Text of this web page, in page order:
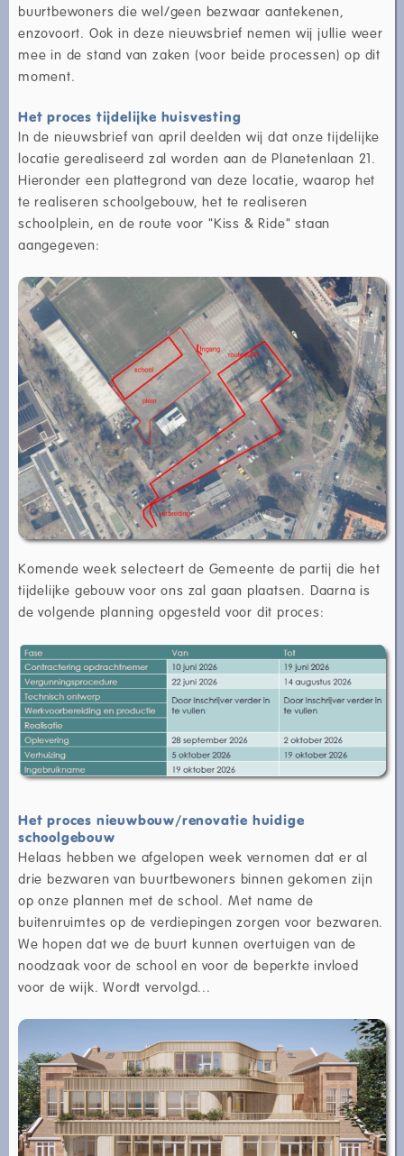
buurtbewoners die wel/geen bezwaar aantekenen,
enzovoort. Ook in deze nieuwsbrief nemen wij jullie weer
mee in de stand van zaken (voor beide processen) op dit
moment.
Het proces tijdelijke huisvesting
In de nieuwsbrief van april deelden wij dat onze tijdelijke
locatie gerealiseerd zal worden aan de Planetenlaan 21.
Hieronder een plattegrond van deze locatie, waarop het
te realiseren schoolgebouw, het te realiseren
schoolplein, en de route voor "Kiss & Ride" staan
aangegeven:
Komende week selecteert de Gemeente de partij die het
tijdelijke gebouw voor ons zal gaan plaatsen. Daarna is
de volgende planning opgesteld voor dit proces:
Het proces nieuwbouw/renovatie huidige
schoolgebouw
Helaas hebben we afgelopen week vernomen dat er al
drie bezwaren van buurtbewoners binnen gekomen zijn
op onze plannen met de school. Met name de
buitenruimtes op de verdiepingen zorgen voor bezwaren.
We hopen dat we de buurt kunnen overtuigen van de
noodzaak voor de school en voor de beperkte invloed
voor de wijk. Wordt vervolgd...